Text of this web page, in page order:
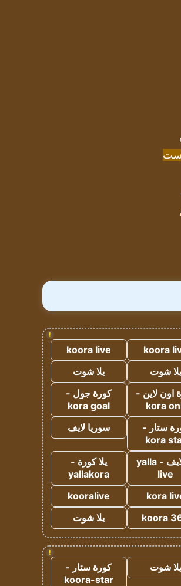
!
koora
koora live
يلا شوت
يلا شوت
اون لاين -
kora
كورة جول -
kora goal
ستار -
kora
سوريا لايف
يلا لايف - yalla
live
يلا كورة -
yallakora
kora
kooralive
koora
يلا شوت
!
يلا شوت
كورة ستار -
koora-star